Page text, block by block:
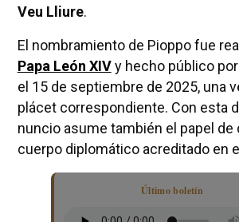
Veu Lliure.
El nombramiento de Pioppo fue
Papa León XIVy hecho público por
el 15 de septiembre de 2025, una
plácet correspondiente. Con esta
nuncio asume también el papel de
cuerpo diplomático acreditado en
Último boletín